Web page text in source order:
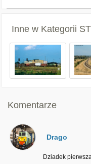
Inne w Kategorii
Komentarze
Drago
Dziadek